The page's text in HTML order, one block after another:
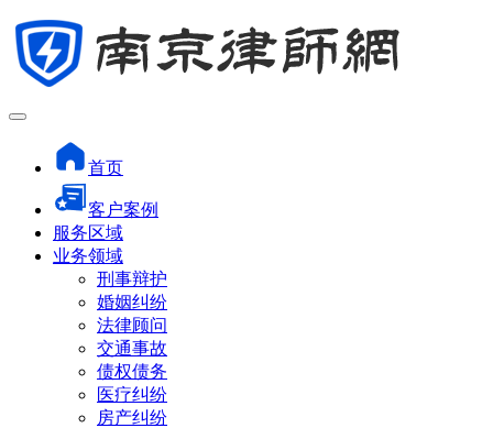
首页
客户案例
服务区域
业务领域
刑事辩护
婚姻纠纷
法律顾问
交通事故
债权债务
医疗纠纷
房产纠纷